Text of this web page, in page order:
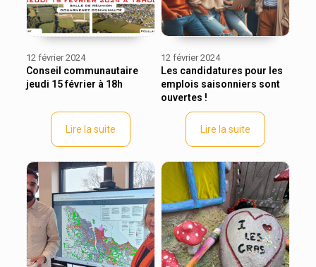
12 février 2024
Conseil communautaire
jeudi 15 février à 18h
Lire la suite
12 février 2024
Les candidatures pour les
emplois saisonniers sont
ouvertes !
Lire la suite